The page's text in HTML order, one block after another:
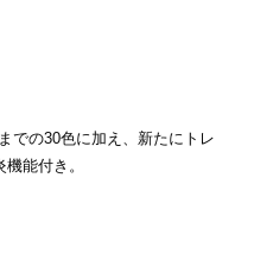
での30色に加え、新たにトレ
能付き。